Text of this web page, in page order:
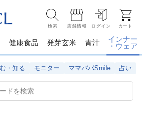
検索 店舗情報 ログイン カート
健康食品 発芽玄米 青汁
インナー
・ウェア
・知る モニター ママパパSmile 占い